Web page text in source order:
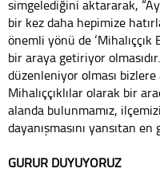
simgelediğini aktararak,
bir kez daha hepimize
önemli yönü de
bir araya getiriyor
düzenleniyor olması
Mihalıççıklılar olarak bir
alanda bulunmamız,
dayanışmasını yansıtan
GURUR DUYUYORUZ